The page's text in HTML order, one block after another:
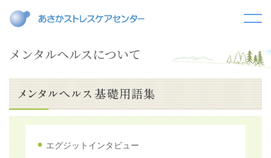
メンタルヘルスについて
エグジットインタビュー